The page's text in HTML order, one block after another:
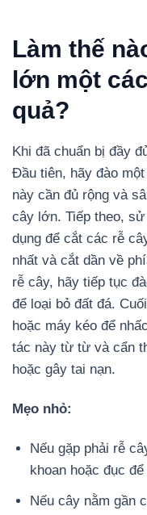
Làm thế
lớn một
quả?
Khi đã chuẩn bị đầy
Đầu tiên, hãy đào
này cần đủ rộng và
cây lớn. Tiếp theo,
dụng để cắt các rễ
nhất và cắt dần về
rễ cây, hãy tiếp tục
để loại bỏ đất đá.
hoặc máy kéo để
tác này từ từ và cẩn
hoặc gây tai nạn.
Mẹo nhỏ:
Nếu gặp phải rễ
khoan hoặc đục
Nếu cây nằm gần